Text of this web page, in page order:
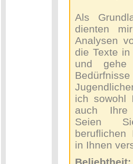
Als
dienten
Analysen
die Texte
und
ich sowohl
auch Ihre
Seien
beruflichen
in Ihnen